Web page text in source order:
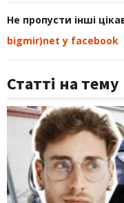
Не пропусти інші
bigmir)net у facebook
Статті на тему